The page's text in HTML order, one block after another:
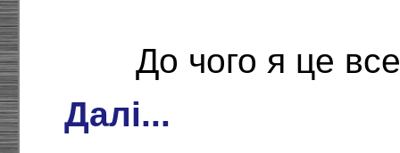
До чого я це
Далі...